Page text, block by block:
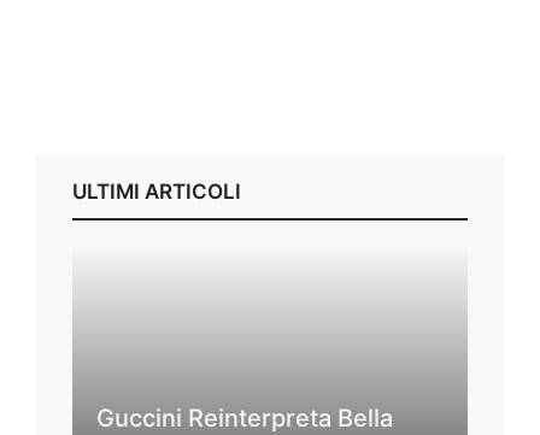
ULTIMI ARTICOLI
Guccini Reinterpreta Bella